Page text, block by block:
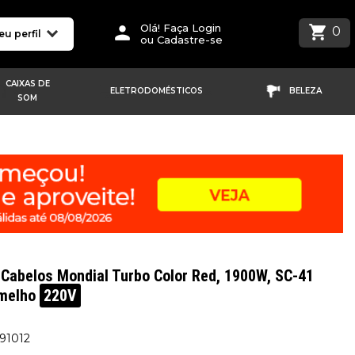
perfil
Olá! Faça Login
ou Cadastre-se
0
CAIXAS DE
SOM
ELETRODOMÉSTICOS BELEZA
Mondial Turbo Color Red, 1900W, SC-41
220V